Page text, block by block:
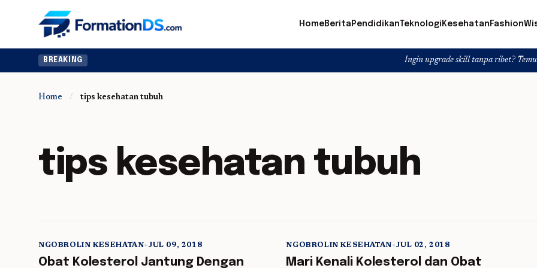
HomeBerita PendidikanTeknologi Kesehatan Fashion
BREAKING Ingin upgrade skill tanpa ribet? Temukan
Home / tips kesehatan tubuh
tips kesehatan tubuh
NGOBROLIN KESEHATAN• JUL 09, 2018
Obat Kolesterol Jantung Dengan
5 min read
NGOBROLIN KESEHATAN•JUL 02, 2018
Mari Kenali Kolesterol dan Obat